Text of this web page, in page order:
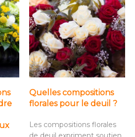
Quelles compositions
florales pour le deuil ?
Les compositions florales